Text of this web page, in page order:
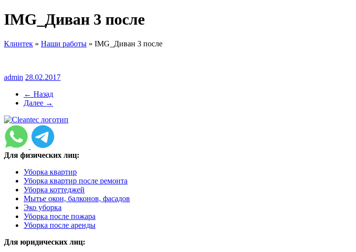
IMG_Диван 3 после
Клинтек » Наши работы » IMG_Диван 3 после
admin 28.02.2017
← Назад
Далее →
Для физических лиц:
Уборка квартир
Уборка квартир после ремонта
Уборка коттеджей
Мытье окон, балконов, фасадов
Эко уборка
Уборка после пожара
Уборка после аренды
Для юридических лиц: